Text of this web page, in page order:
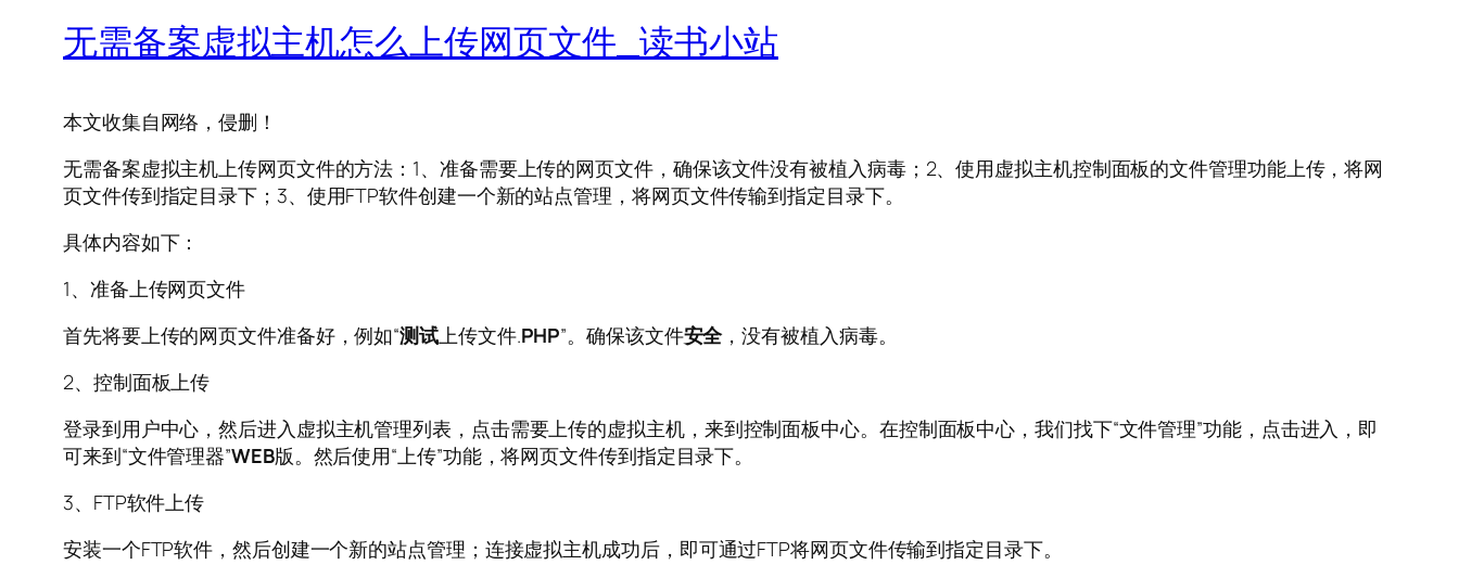
无需备案虚拟主机怎么上传网页文件_读书小站
本文收集自网络，侵删！
无需备案虚拟主机上传网页文件的方法：1、准备需要上传的网页文件，确保该文件没有被植入病毒；2、使用虚拟主机控制面板的文件管理功能上传，将网
页文件传到指定目录下；3、使用FTP软件创建一个新的站点管理，将网页文件传输到指定目录下。
具体内容如下：
1、准备上传网页文件
首先将要上传的网页文件准备好，例如“测试上传文件.PHP”。确保该文件安全，没有被植入病毒。
2、控制面板上传
登录到用户中心，然后进入虚拟主机管理列表，点击需要上传的虚拟主机，来到控制面板中心。在控制面板中心，我们找下“文件管理”功能，点击进入，即
可来到“文件管理器”WEB版。然后使用“上传”功能，将网页文件传到指定目录下。
3、FTP软件上传
安装一个FTP软件，然后创建一个新的站点管理；连接虚拟主机成功后，即可通过FTP将网页文件传输到指定目录下。